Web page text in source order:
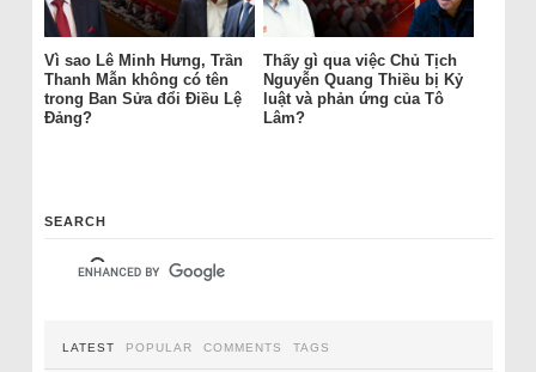
Vì sao Lê Minh Hưng, Trần
Thanh Mẫn không có tên
trong Ban Sửa đổi Điều Lệ
Đảng?
Thấy gì qua việc Chủ Tịch
Nguyễn Quang Thiều bị Kỷ
luật và phản ứng của Tô
Lâm?
SEARCH
LATEST POPULAR COMMENTS TAGS